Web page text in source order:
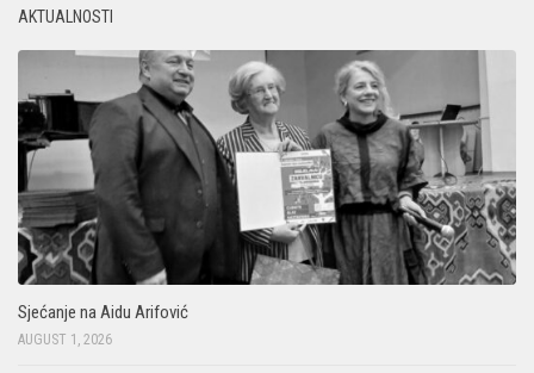
AKTUALNOSTI
Sjećanje na Aidu Arifović
AUGUST 1, 2026